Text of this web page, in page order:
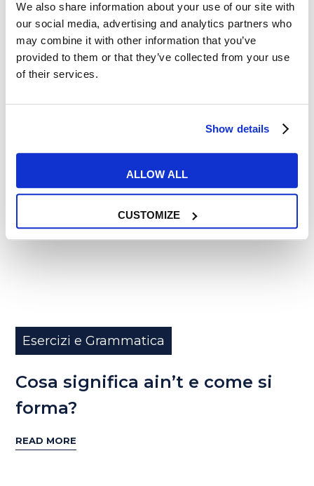
We also share information about your use of our site with
our social media, advertising and analytics partners who
may combine it with other information that you’ve
provided to them or that they’ve collected from your use
of their services.
Show details
ALLOW ALL
CUSTOMIZE
Pronomi dimostrativi in
inglese: quali sono e come si
usano?
READ MORE
26
Esercizi e Grammatica
Cosa significa ain’t e come si
forma?
READ MORE